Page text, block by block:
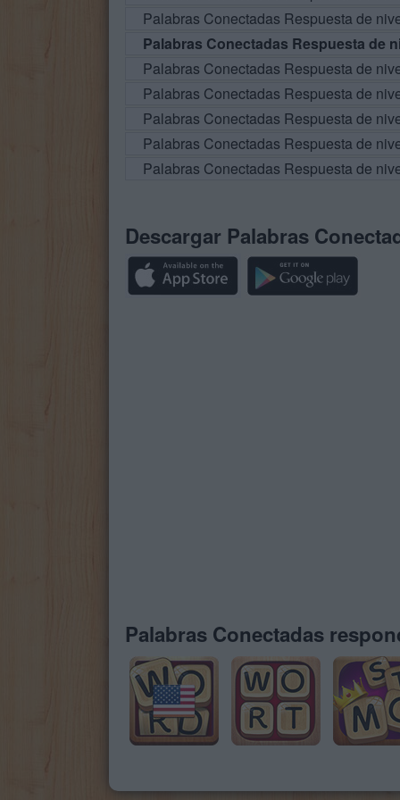
Palabras Conectadas Respuesta de
Palabras Conectadas Respuesta de
Palabras Conectadas Respuesta de
Palabras Conectadas Respuesta de
Palabras Conectadas Respuesta de
Palabras Conectadas Respuesta de
Palabras Conectadas Respuesta de
Descargar Palabras
Palabras Conectadas